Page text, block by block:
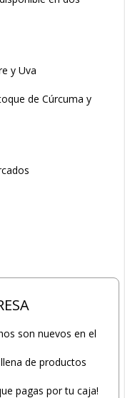
y Uva
de Cúrcuma y
son nuevos en el
de productos
pagas por tu caja!